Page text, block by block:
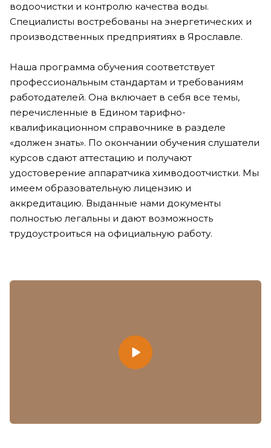
водоочистки и контролю качества воды.
Специалисты востребованы на энергетических и
производственных предприятиях в Ярославле.
Наша программа обучения соответствует
профессиональным стандартам и требованиям
работодателей. Она включает в себя все темы,
перечисленные в Едином тарифно-
квалификационном справочнике в разделе
«должен знать». По окончании обучения слушатели
курсов сдают аттестацию и получают
удостоверение аппаратчика химводоотчистки. Мы
имеем образовательную лицензию и
аккредитацию. Выданные нами документы
полностью легальны и дают возможность
трудоустроиться на официальную работу.